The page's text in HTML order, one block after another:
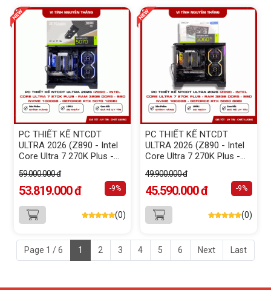
PC THIẾT KẾ NTCDT
ULTRA 2026 (Z890 - Intel
Core Ultra 7 270K Plus -
NVMe 1000GB - GeForce
RTX 5070 12GB)
59.000.000 đ
53.819.000 đ -9%
(0)
PC THIẾT KẾ NTCDT
ULTRA 2026 (Z890 - Intel
Core Ultra 7 270K Plus -
NVMe 1000GB - GeForce
RTX 5060 8GB)
49.900.000 đ
45.590.000 đ -9%
(0)
Page 1 / 6 1 2 3 4 5 6 Next Last